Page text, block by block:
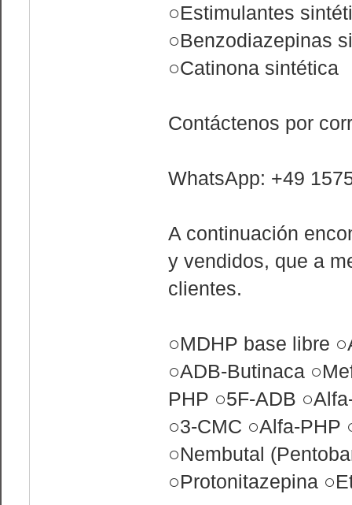
○Estimulantes
○Benzodiazepinas
○Catinona sintética
Contáctenos por
WhatsApp: +49
A continuación
y vendidos, que a
clientes.
○MDHP base libre
○ADB-Butinaca
PHP ○5F-ADB
○3-CMC ○Alfa-PHP
○Nembutal
○Protonitazepina